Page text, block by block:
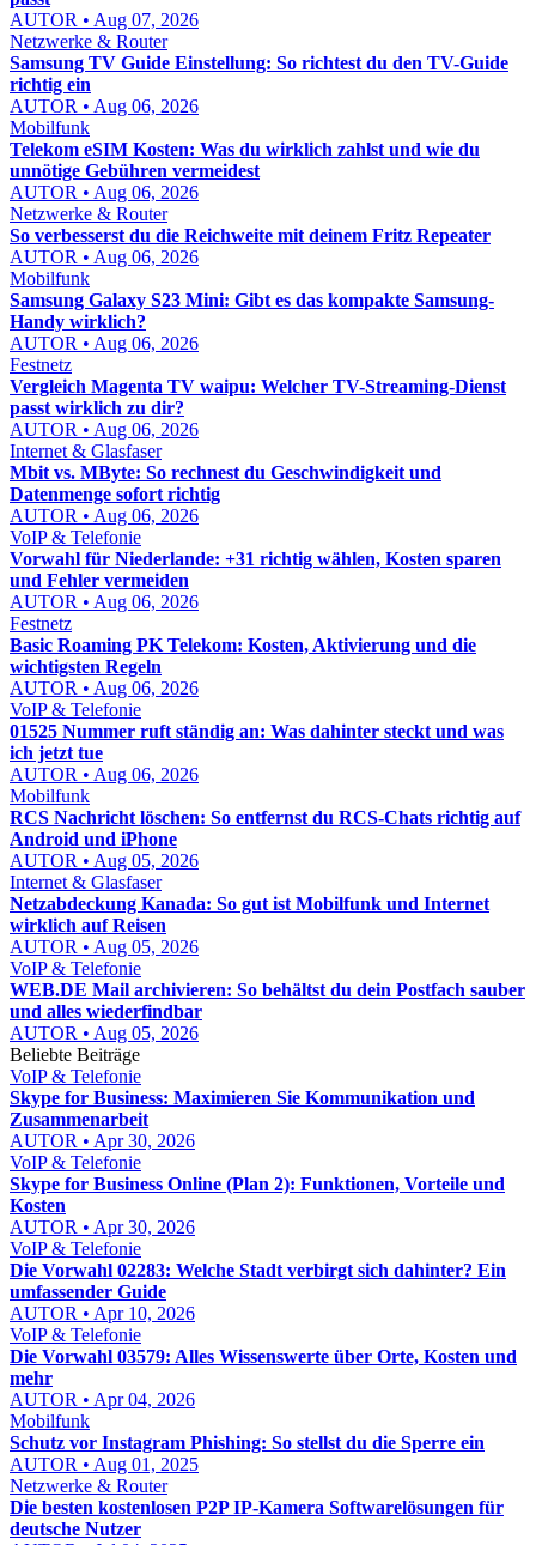
AUTOR • Aug 07, 2026
Netzwerke & Router
Samsung TV Guide Einstellung: So richtest du den TV-Guide
richtig ein
AUTOR • Aug 06, 2026
Mobilfunk
Telekom eSIM Kosten: Was du wirklich zahlst und wie du
unnötige Gebühren vermeidest
AUTOR • Aug 06, 2026
Netzwerke & Router
So verbesserst du die Reichweite mit deinem Fritz Repeater
AUTOR • Aug 06, 2026
Mobilfunk
Samsung Galaxy S23 Mini: Gibt es das kompakte Samsung-
Handy wirklich?
AUTOR • Aug 06, 2026
Festnetz
Vergleich Magenta TV waipu: Welcher TV-Streaming-Dienst
passt wirklich zu dir?
AUTOR • Aug 06, 2026
Internet & Glasfaser
Mbit vs. MByte: So rechnest du Geschwindigkeit und
Datenmenge sofort richtig
AUTOR • Aug 06, 2026
VoIP & Telefonie
Vorwahl für Niederlande: +31 richtig wählen, Kosten sparen
und Fehler vermeiden
AUTOR • Aug 06, 2026
Festnetz
Basic Roaming PK Telekom: Kosten, Aktivierung und die
wichtigsten Regeln
AUTOR • Aug 06, 2026
VoIP & Telefonie
01525 Nummer ruft ständig an: Was dahinter steckt und was
ich jetzt tue
AUTOR • Aug 06, 2026
Mobilfunk
RCS Nachricht löschen: So entfernst du RCS-Chats richtig auf
Android und iPhone
AUTOR • Aug 05, 2026
Internet & Glasfaser
Netzabdeckung Kanada: So gut ist Mobilfunk und Internet
wirklich auf Reisen
AUTOR • Aug 05, 2026
VoIP & Telefonie
WEB.DE Mail archivieren: So behältst du dein Postfach sauber
und alles wiederfindbar
AUTOR • Aug 05, 2026
Beliebte Beiträge
VoIP & Telefonie
Skype for Business: Maximieren Sie Kommunikation und
Zusammenarbeit
AUTOR • Apr 30, 2026
VoIP & Telefonie
Skype for Business Online (Plan 2): Funktionen, Vorteile und
Kosten
AUTOR • Apr 30, 2026
VoIP & Telefonie
Die Vorwahl 02283: Welche Stadt verbirgt sich dahinter? Ein
umfassender Guide
AUTOR • Apr 10, 2026
VoIP & Telefonie
Die Vorwahl 03579: Alles Wissenswerte über Orte, Kosten und
mehr
AUTOR • Apr 04, 2026
Mobilfunk
Schutz vor Instagram Phishing: So stellst du die Sperre ein
AUTOR • Aug 01, 2025
Netzwerke & Router
Die besten kostenlosen P2P IP-Kamera Softwarelösungen für
deutsche Nutzer